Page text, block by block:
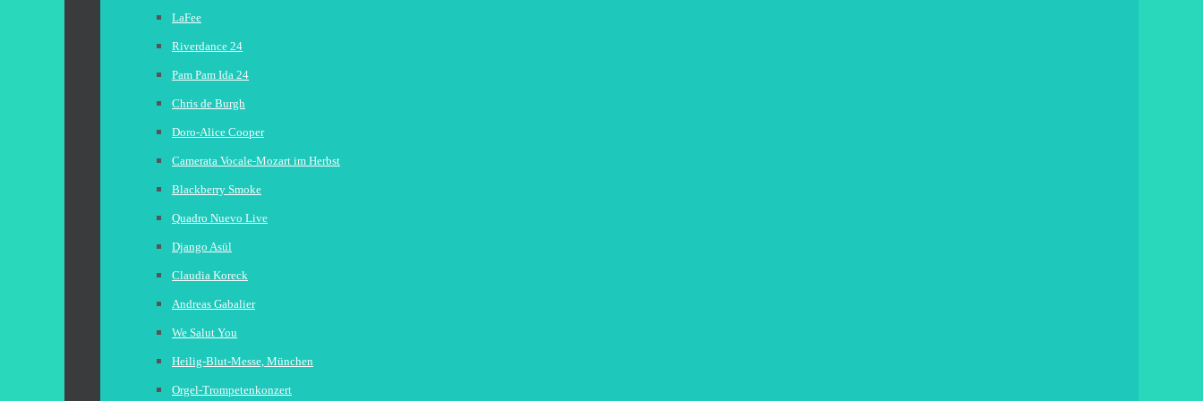
LaFee
Riverdance 24
Pam Pam Ida 24
Chris de Burgh
Doro-Alice Cooper
Camerata Vocale-Mozart im Herbst
Blackberry Smoke
Quadro Nuevo Live
Django Asül
Claudia Koreck
Andreas Gabalier
We Salut You
Heilig-Blut-Messe, München
Orgel-Trompetenkonzert